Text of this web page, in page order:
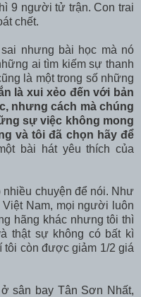
9 người tử trận. Con trai
chết.
nhưng bài học mà nó
ai tìm kiếm sự thanh
là một trong số những
là xui xẻo đến với bản
nhưng cách mà chúng
sự việc không mong
và tôi đã chọn hãy để
bài hát yêu thích của
nhiều chuyện để nói. Như
Nam, mọi người luôn
hãng khác nhưng tôi thì
thật sự không có bất kì
tôi còn được giảm 1/2 giá
sân bay Tân Sơn Nhất,